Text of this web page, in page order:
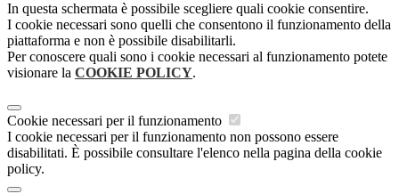
In questa schermata è possibile scegliere quali cookie consentire.
I cookie necessari sono quelli che consentono il funzionamento della
piattaforma e non è possibile disabilitarli.
Per conoscere quali sono i cookie necessari al funzionamento potete
visionare la COOKIE POLICY.
Cookie necessari per il funzionamento
I cookie necessari per il funzionamento non possono essere
disabilitati. È possibile consultare l'elenco nella pagina della cookie
policy.